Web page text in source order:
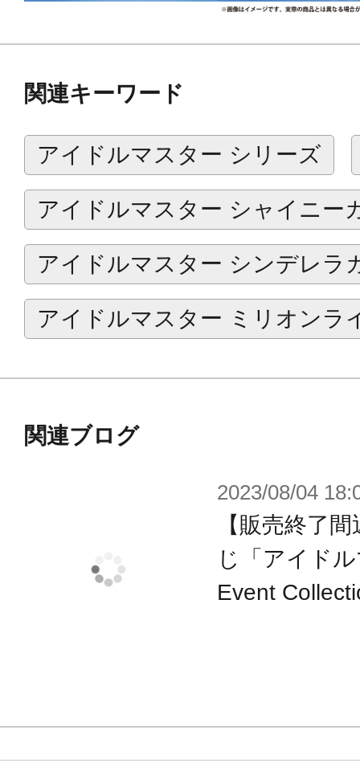
2025年8月：ピエール 、舞田 類、水
2025年9月：山下次郎、円城寺道流、
2025年10月：アスラン＝ベルゼビ
十九一希、葛之葉雨彦
▼第２弾
2025年11月：東雲荘一郎、猫柳キリ
2025年12月：天峰 秀、卯月巻緒、大
2026年1月：冬美 旬、硲 道夫、神谷
2026年2月：鷹城恭二、姫野かのん
▼第３弾
2026年3月：天ヶ瀬冬馬、握野英雄
志狼
2026年5月：木村 龍、牙崎 漣、兜 大
2026年6月：柏木 翼、神楽 麗、榊 夏
※画像は試作品です。実際の商品と
関連キーワード
アイドルマスター シリーズ
アイドルマスター シャイニー
アイドルマスター シンデレラ
アイドルマスター ミリオンラ
関連ブログ
2023/08/04
【販売終了
じ「アイド
Event